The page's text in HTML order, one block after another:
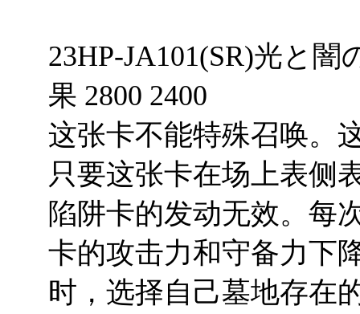
23HP-JA101(SR)光と
果 2800 2400
这张卡不能特殊召唤。
只要这张卡在场上表侧
陷阱卡的发动无效。每
卡的攻击力和守备力下
时，选择自己墓地存在